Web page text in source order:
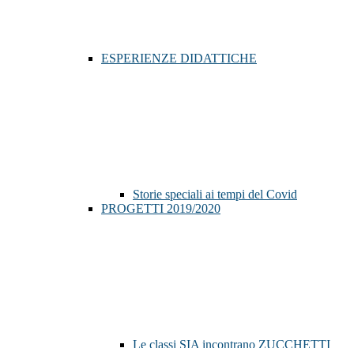
ESPERIENZE DIDATTICHE
Storie speciali ai tempi del Covid
PROGETTI 2019/2020
Le classi SIA incontrano ZUCCHETTI